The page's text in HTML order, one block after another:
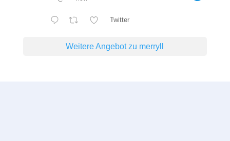
Twitter
Weitere Angebot zu merryll